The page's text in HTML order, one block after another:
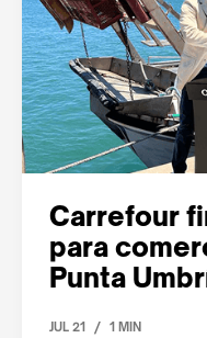
Carrefour
para
Punta
JUL 21 / 1 MIN